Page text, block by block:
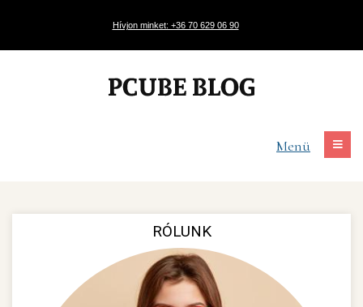
Hívjon minket: +36 70 629 06 90
Menü
RÓLUNK